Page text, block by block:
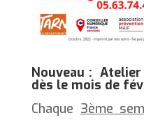
Nouveau :
dès le mois de
Chaque 3ème